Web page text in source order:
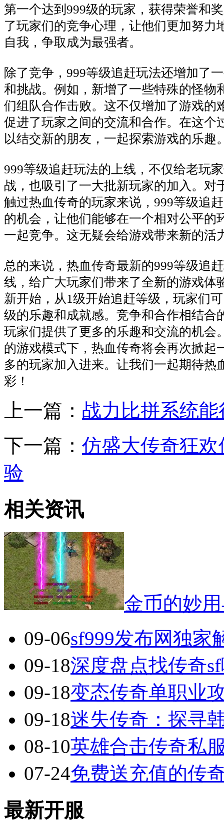
第一个达到999级的玩家，获得荣誉和
了玩家们的竞争心理，让他们更加努力
自我，争取成为最强者。
除了竞争，999等级追赶玩法还增加了
和挑战。例如，新增了一些特殊的怪物
们组队合作击败。这不仅增加了游戏的
促进了玩家之间的交流和合作。在这个
以结交新的朋友，一起探索游戏的乐趣
999等级追赶玩法的上线，不仅给老玩
战，也吸引了一大批新玩家的加入。对
触过热血传奇的玩家来说，999等级追
的机会，让他们能够在一个相对公平的
一起竞争。这无疑会给游戏带来新的活
总的来说，热血传奇最新的999等级追
线，给广大玩家们带来了全新的游戏体
新开始，从1级开始追赶等级，玩家们
级的乐趣和成就感。竞争和合作相结合
玩家们提供了更多的乐趣和交流的机会
的游戏模式下，热血传奇将会再次掀起
多的玩家加入进来。让我们一起期待热
彩！
上一篇： 战力比拼系统
下一篇： 仿盛大传奇狂
验
相关资讯
金币的妙
09-06sf999发布网独家
09-18深度盘点找传奇
09-18变态传奇单职业
09-18迷失传奇：探寻
08-10英雄合击传奇私
07-24免费送充值的传
最新开服